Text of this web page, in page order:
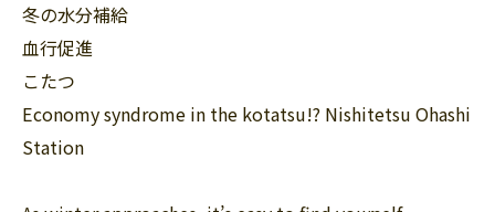
冬の水分補給
血行促進
こたつ
Economy syndrome in the kotatsu!? Nishitetsu Ohashi
Station